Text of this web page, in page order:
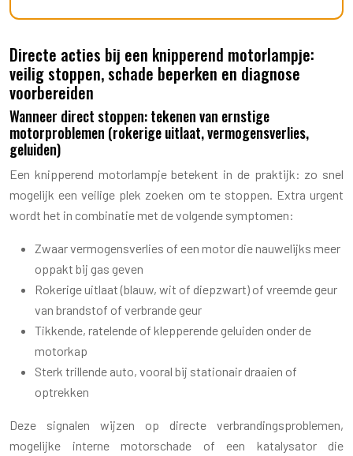
Directe acties bij een knipperend motorlampje:
veilig stoppen, schade beperken en diagnose
voorbereiden
Wanneer direct stoppen: tekenen van ernstige
motorproblemen (rokerige uitlaat, vermogensverlies,
geluiden)
Een knipperend motorlampje betekent in de praktijk: zo snel
mogelijk een veilige plek zoeken om te stoppen. Extra urgent
wordt het in combinatie met de volgende symptomen:
Zwaar vermogensverlies of een motor die nauwelijks meer
oppakt bij gas geven
Rokerige uitlaat (blauw, wit of diepzwart) of vreemde geur
van brandstof of verbrande geur
Tikkende, ratelende of klepperende geluiden onder de
motorkap
Sterk trillende auto, vooral bij stationair draaien of
optrekken
Deze signalen wijzen op directe verbrandingsproblemen,
mogelijke interne motorschade of een katalysator die